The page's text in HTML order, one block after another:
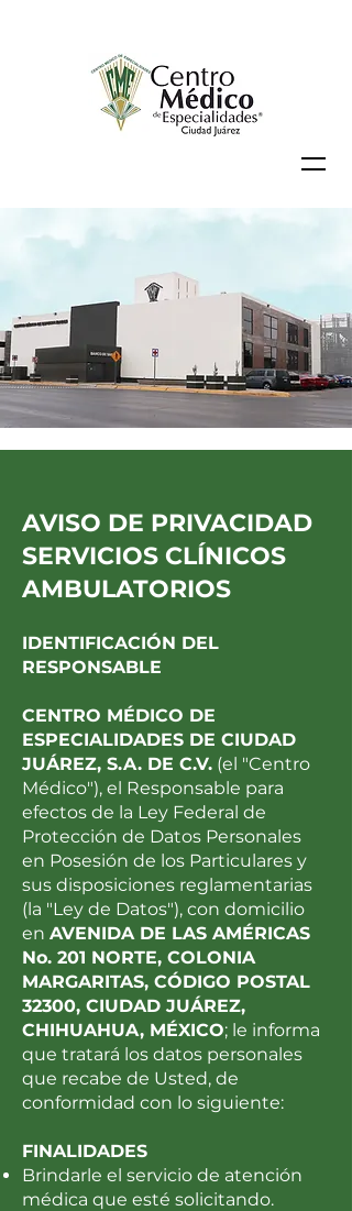
AVISO DE PRIVACIDAD
SERVICIOS CLÍNICOS
AMBULATORIOS
IDENTIFICACIÓN DEL
RESPONSABLE
CENTRO MÉDICO DE
ESPECIALIDADES DE CIUDAD
JUÁREZ, S.A. DE C.V. (el "Centro
Médico"), el Responsable para
efectos de la Ley Federal de
Protección de Datos Personales
en Posesión de los Particulares y
sus disposiciones reglamentarias
(la "Ley de Datos"), con domicilio
en AVENIDA DE LAS AMÉRICAS
No. 201 NORTE, COLONIA
MARGARITAS, CÓDIGO POSTAL
32300, CIUDAD JUÁREZ,
CHIHUAHUA, MÉXICO; le informa
que tratará los datos personales
que recabe de Usted, de
conformidad con lo siguiente:
FINALIDADES
Brindarle el servicio de atención
médica que esté solicitando.